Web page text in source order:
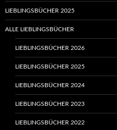
LIEBLINGSBÜCHER 2025
ALLE LIEBLINGSBÜCHER
LIEBLINGSBÜCHER 2026
LIEBLINGSBÜCHER 2025
LIEBLINGSBÜCHER 2024
LIEBLINGSBÜCHER 2023
LIEBLINGSBÜCHER 2022